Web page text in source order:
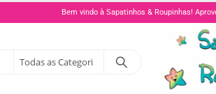
Bem vindo à Sapatinhos & Roupinhas!